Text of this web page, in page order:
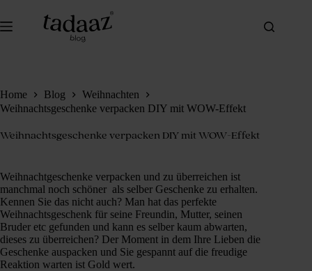
springen
Home Blog
Weihnachten
Weihnachtsgeschenke verpacken DIY mit WOW-Effekt
Weihnachtsgeschenke verpacken DIY mit WOW-Effekt
Weihnachtgeschenke verpacken und zu überreichen ist
manchmal noch schöner als selber Geschenke zu erhalten.
Kennen Sie das nicht auch? Man hat das perfekte
Weihnachtsgeschenk für seine Freundin, Mutter, seinen
Bruder etc gefunden und kann es selber kaum abwarten,
dieses zu überreichen? Der Moment in dem Ihre Lieben die
Geschenke auspacken und Sie gespannt auf die freudige
Reaktion warten ist Gold wert.